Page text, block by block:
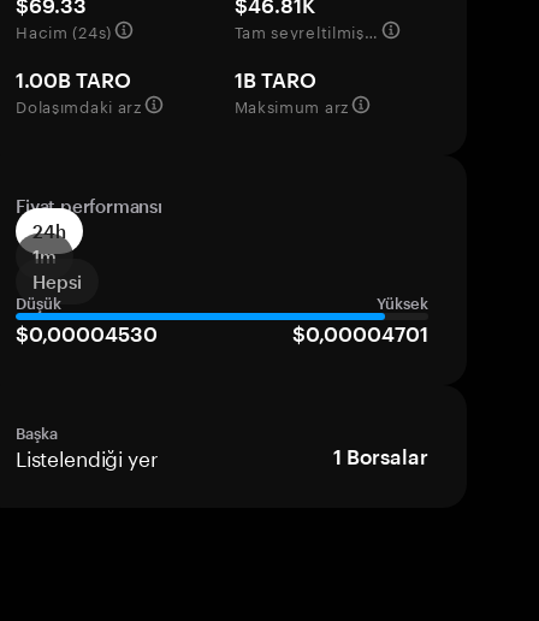
$69.33
Hacim (24s)
$46.81K
Tam seyreltilmiş değerleme
1.00B TARO
Dolaşımdaki arz
1B TARO
Maksimum arz
Fiyat performansı
24h
1m
Hepsi
Düşük Yüksek
$0,00004530 $0,00004701
Başka
Listelendiği yer 1 Borsalar